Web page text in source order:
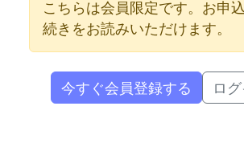
こちらは会員限定です。お申
続きをお読みいただけます。
今すぐ会員登録する ロ